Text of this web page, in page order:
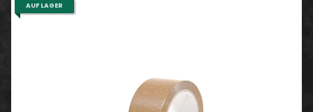
AUF LAGER